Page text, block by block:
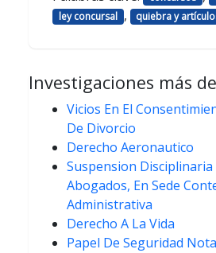
ley concursal , quiebra y
Investigaciones más
Vicios En El
De Divorcio
Derecho Aeronautico
Suspension Disciplinaria
Abogados, En Sede
Administrativa
Derecho A La Vida
Papel De Seguridad